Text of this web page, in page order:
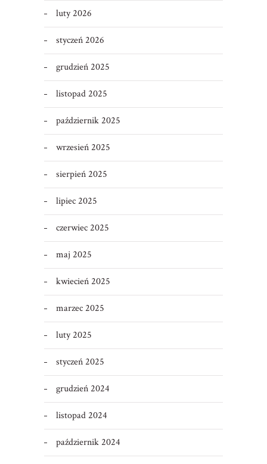
luty 2026
styczeń 2026
grudzień 2025
listopad 2025
październik 2025
wrzesień 2025
sierpień 2025
lipiec 2025
czerwiec 2025
maj 2025
kwiecień 2025
marzec 2025
luty 2025
styczeń 2025
grudzień 2024
listopad 2024
październik 2024